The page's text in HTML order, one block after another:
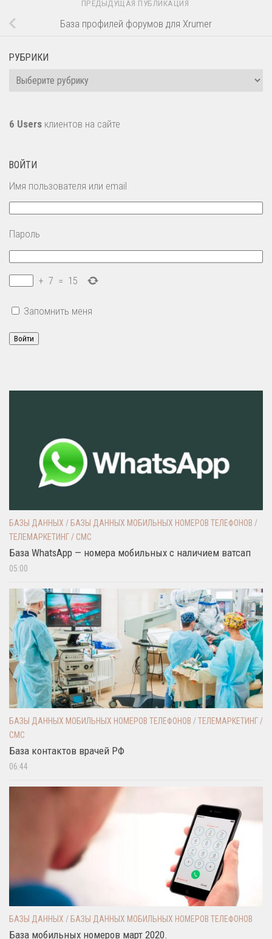
ПРЕДЫДУЩАЯ ПУБЛИКАЦИЯ
База профилей форумов для Xrumer
РУБРИКИ
Рубрики
6 Users клиентов на сайте
ВОЙТИ
Имя пользователя или email
Пароль
+ 7 = 15
Запомнить меня
Войти
БАЗЫ ДАННЫХ / БАЗЫ ДАННЫХ МОБИЛЬНЫХ НОМЕРОВ ТЕЛЕФОНОВ /
ТЕЛЕМАРКЕТИНГ / СМС
База WhatsApp — номера мобильных с наличием ватсап
05:00
БАЗЫ ДАННЫХ МОБИЛЬНЫХ НОМЕРОВ ТЕЛЕФОНОВ /ТЕЛЕМАРКЕТИНГ /
СМС
База контактов врачей РФ
06:44
БАЗЫ ДАННЫХ /БАЗЫ ДАННЫХ МОБИЛЬНЫХ НОМЕРОВ ТЕЛЕФОНОВ
База мобильных номеров март 2020.